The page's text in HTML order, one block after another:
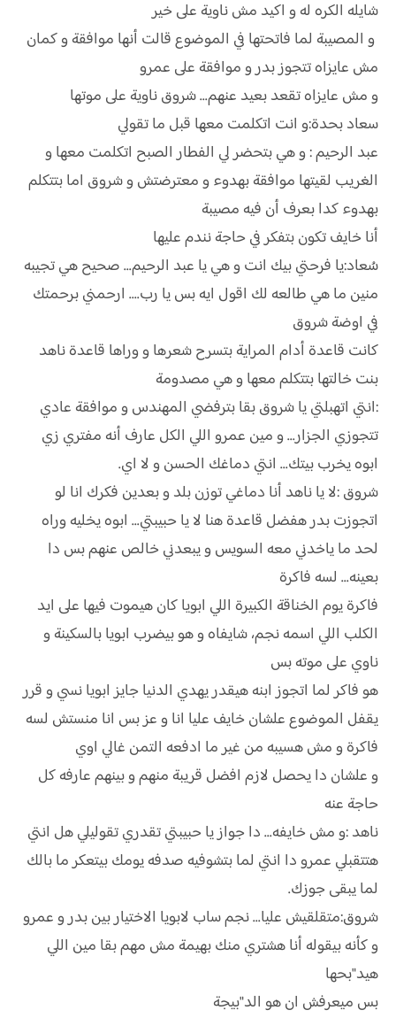
شايله الكره له و اكيد مش ناوية على خير
و المصيبة لما فاتحتها في الموضوع قالت أنها موافقة و كمان
مش عايزاه تتجوز بدر و موافقة على عمرو
و مش عايزاه تقعد بعيد عنهم... شروق ناوية على موتها
سعاد بحدة:و انت اتكلمت معها قبل ما تقولي
عبد الرحيم : و هي بتحضر لي الفطار الصبح اتكلمت معها و
الغريب لقيتها موافقة بهدوء و معترضتش و شروق اما بتتكلم
بهدوء كدا بعرف أن فيه مصيبة
أنا خايف تكون بتفكر في حاجة نندم عليها
سُعاد:يا فرحتي بيك انت و هي يا عبد الرحيم... صحيح هي تجيبه
منين ما هي طالعه لك اقول ايه بس يا رب.... ارحمني برحمتك
في اوضة شروق
كانت قاعدة أدام المراية بتسرح شعرها و وراها قاعدة ناهد
بنت خالتها بتتكلم معها و هي مصدومة
:انتي اتهبلتي يا شروق بقا بترفضي المهندس و موافقة عادي
تتجوزي الجزار... و مين عمرو اللي الكل عارف أنه مفتري زي
ابوه يخرب بيتك... انتي دماغك الحسن و لا اي.
شروق :لا يا ناهد أنا دماغي توزن بلد و بعدين فكرك انا لو
اتجوزت بدر هفضل قاعدة هنا لا يا حبيبتي... ابوه يخليه وراه
لحد ما ياخدني معه السويس و يبعدني خالص عنهم بس دا
بعينه... لسه فاكرة
فاكرة يوم الخناقة الكبيرة اللي ابويا كان هيموت فيها على ايد
الكلب اللي اسمه نجم، شايفاه و هو بيضرب ابويا بالسكينة و
ناوي على موته بس
هو فاكر لما اتجوز ابنه هيقدر يهدي الدنيا جايز ابويا نسي و قرر
يقفل الموضوع علشان خايف عليا انا و عز بس انا منستش لسه
فاكرة و مش هسيبه من غير ما ادفعه التمن غالي اوي
و علشان دا يحصل لازم افضل قريبة منهم و بينهم عارفه كل
حاجة عنه
ناهد :و مش خايفه... دا جواز يا حبيبتي تقدري تقوليلي هل انتي
هتتقبلي عمرو دا انتي لما بتشوفيه صدفه يومك بيتعكر ما بالك
لما يبقى جوزك.
شروق:متقلقيش عليا... نجم ساب لابويا الاختيار بين بدر و عمرو
و كأنه بيقوله أنا هشتري منك بهيمة مش مهم بقا مين اللي
هيد"بحها
بس ميعرفش ان هو الد"بيجة